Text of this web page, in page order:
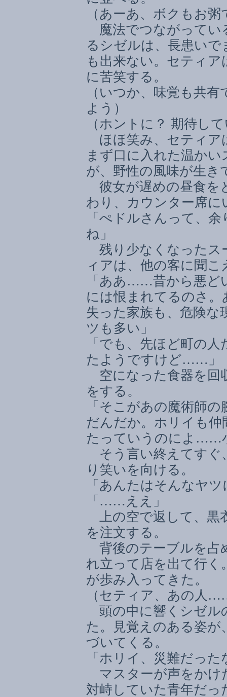
（あーあ、ボクもお
魔法でつながってい
るシゼルは、長患い
も出来ない。セティ
に苦笑する。
（いつか、味覚も共
よう）
（ホントに？ 期待し
ほほ笑み、セティア
まず口に入れた温か
が、野性の風味が生き
彼女が遅めの昼食を
わり、カウンター席
「ぺドルさんって、
ね」
残り少なくなったス
ィアは、他の客に聞
「ああ……昔から悪ど
には恨まれてるのさ
失った家族も、危険な
ツも多い」
「でも、先ほど町の
たようですけど…… 」
空になった食器を回
をする。
「そこがあの魔術師の
だんだか。ホリイも
たっていうのによ ……
そう言い終えてすぐ
り笑いを向ける。
「あんたはそんなヤ
「 …… ええ」
上の空で返して、黒
を注文する。
背後のテーブルを占
れ立って店を出て行く
が歩み入ってきた。
（セティア、あの人
頭の中に響くシゼル
た。見覚えのある姿
づいてくる。
「ホリイ、災難だった
マスターが声をかけ
対峙していた青年だ